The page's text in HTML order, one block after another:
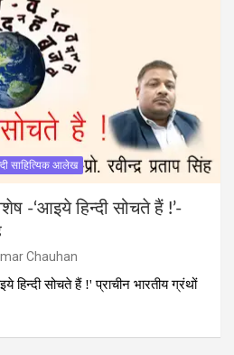
साहित्यिक आलेख
-‘आइये हिन्दी सोचते हैं !’-
Chauhan
हिन्दी सोचते हैं !' प्राचीन भारतीय ग्रंथों